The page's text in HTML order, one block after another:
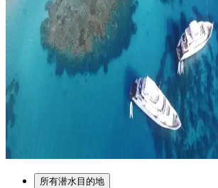
所有潜水目的地